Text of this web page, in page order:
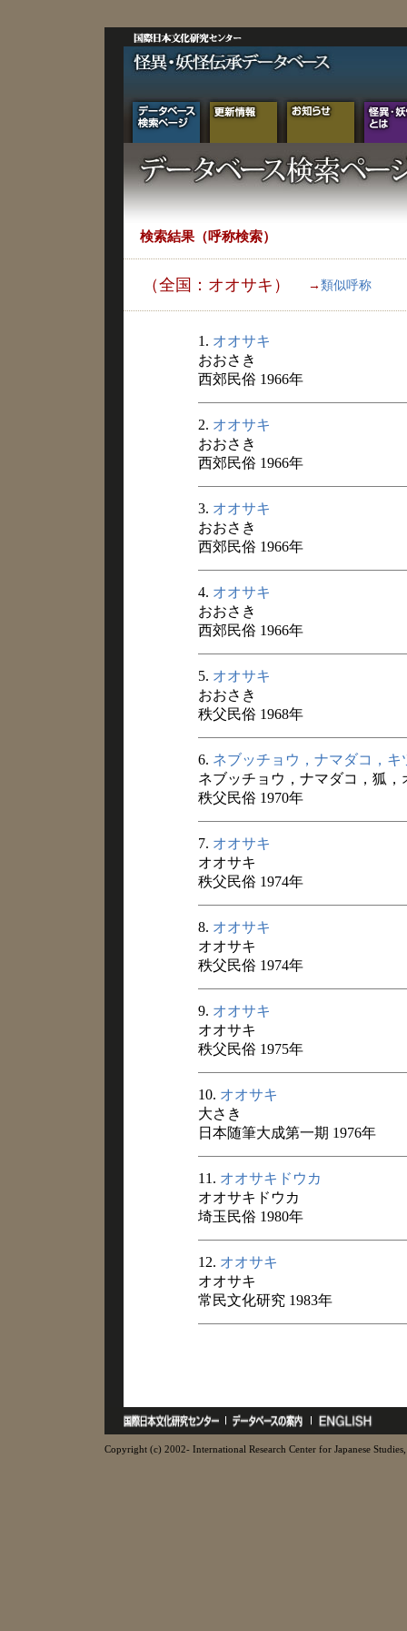
検索結果（呼称検索）
（全国：オオサキ） → 類似呼称
1. オオサキ
おおさき
西郊民俗 1966年
2. オオサキ
おおさき
西郊民俗 1966年
3. オオサキ
おおさき
西郊民俗 1966年
4. オオサキ
おおさき
西郊民俗 1966年
5. オオサキ
おおさき
秩父民俗 1968年
6. ネブッチョウ，ナマダコ，キ
ネブッチョウ，ナマダコ，狐，
秩父民俗 1970年
7. オオサキ
オオサキ
秩父民俗 1974年
8. オオサキ
オオサキ
秩父民俗 1974年
9. オオサキ
オオサキ
秩父民俗 1975年
10. オオサキ
大さき
日本随筆大成第一期 1976年
11. オオサキドウカ
オオサキドウカ
埼玉民俗 1980年
12. オオサキ
オオサキ
常民文化研究 1983年
Copyright (c) 2002- International Research Center for Japanese